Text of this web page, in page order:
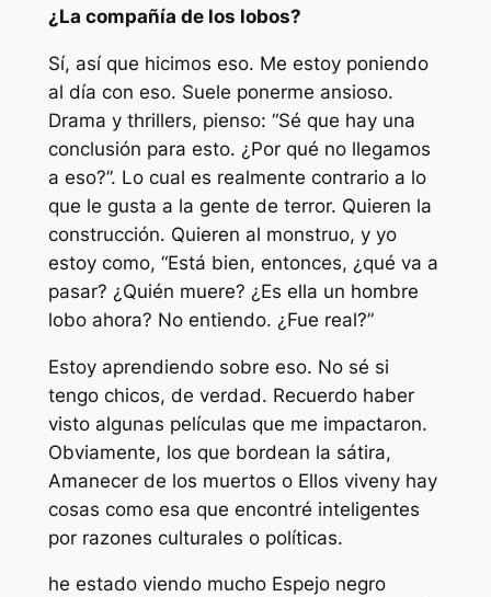
¿La compañía de los lobos?
Sí, así que hicimos eso. Me estoy poniendo
al día con eso. Suele ponerme ansioso.
Drama y thrillers, pienso: “Sé que hay una
conclusión para esto. ¿Por qué no llegamos
a eso?”. Lo cual es realmente contrario a lo
que le gusta a la gente de terror. Quieren la
construcción. Quieren al monstruo, y yo
estoy como, “Está bien, entonces, ¿qué va a
pasar? ¿Quién muere? ¿Es ella un hombre
lobo ahora? No entiendo. ¿Fue real?”
Estoy aprendiendo sobre eso. No sé si
tengo chicos, de verdad. Recuerdo haber
visto algunas películas que me impactaron.
Obviamente, los que bordean la sátira,
Amanecer de los muertos o Ellos viveny hay
cosas como esa que encontré inteligentes
por razones culturales o políticas.
he estado viendo mucho Espejo negro